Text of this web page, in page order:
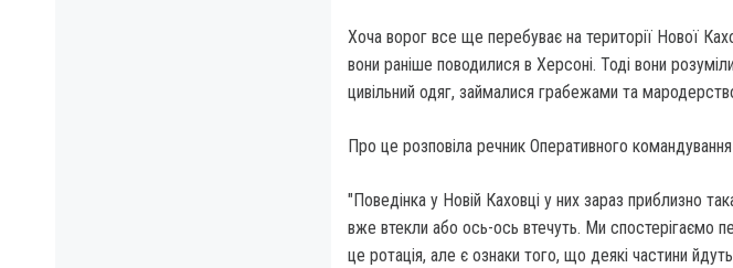
Хоча ворог все ще перебуває на території Нової
вони раніше поводилися в Херсоні. Тоді вони
цивільний одяг, займалися грабежами та
Про це розповіла речник Оперативного
"Поведінка у Новій Каховці у них зараз приблизно
вже втекли або ось-ось втечуть. Ми спостерігаємо
це ротація, але є ознаки того, що деякі частини